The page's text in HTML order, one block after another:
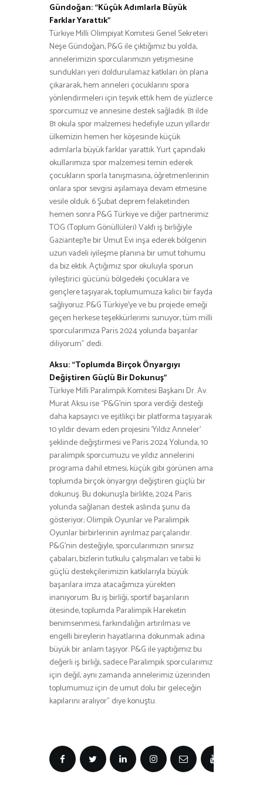
Gündoğan: “Küçük Adımlarla Büyük
Farklar Yarattık”
Türkiye Milli Olimpiyat Komitesi Genel Sekreteri
Neşe Gündoğan, P&G ile çıktığımız bu yolda,
annelerimizin sporcularımızın yetişmesine
sundukları yeri doldurulamaz katkıları ön plana
çıkararak, hem anneleri çocuklarını spora
yönlendirmeleri için teşvik ettik hem de yüzlerce
sporcumuz ve annesine destek sağladık. 81 ilde
81 okula spor malzemesi hedefiyle uzun yıllardır
ülkemizin hemen her köşesinde küçük
adımlarla büyük farklar yarattık. Yurt çapındaki
okullarımıza spor malzemesi temin ederek
çocukların sporla tanışmasına, öğretmenlerinin
onlara spor sevgisi aşılamaya devam etmesine
vesile olduk. 6 Şubat deprem felaketinden
hemen sonra P&G Türkiye ve diğer partnerimiz
TOG (Toplum Gönüllüleri) Vakfı iş birliğiyle
Gaziantep’te bir Umut Evi inşa ederek bölgenin
uzun vadeli iyileşme planına bir umut tohumu
da biz ektik. Açtığımız spor okuluyla sporun
iyileştirici gücünü bölgedeki çocuklara ve
gençlere taşıyarak, toplumumuza kalıcı bir fayda
sağlıyoruz. P&G Türkiye’ye ve bu projede emeği
geçen herkese teşekkürlerimi sunuyor, tüm milli
sporcularımıza Paris 2024 yolunda başarılar
diliyorum” dedi.
Aksu: “Toplumda Birçok Önyargıyı
Değiştiren Güçlü Bir Dokunuş”
Türkiye Milli Paralimpik Komitesi Başkanı Dr. Av.
Murat Aksu ise “P&G’nin spora verdiği desteği
daha kapsayıcı ve eşitlikçi bir platforma taşıyarak
10 yıldır devam eden projesini ‘Yıldız Anneler’
şeklinde değiştirmesi ve Paris 2024 Yolunda, 10
paralimpik sporcumuzu ve yıldız annelerini
programa dahil etmesi, küçük gibi görünen ama
toplumda birçok önyargıyı değiştiren güçlü bir
dokunuş. Bu dokunuşla birlikte, 2024 Paris
yolunda sağlanan destek aslında şunu da
gösteriyor; Olimpik Oyunlar ve Paralimpik
Oyunlar birbirlerinin ayrılmaz parçalarıdır.
P&G’nin desteğiyle, sporcularımızın sınırsız
çabaları, bizlerin tutkulu çalışmaları ve tabii ki
güçlü destekçilerimizin katkılarıyla büyük
başarılara imza atacağımıza yürekten
inanıyorum. Bu iş birliği, sportif başarıların
ötesinde, toplumda Paralimpik Hareketin
benimsenmesi, farkındalığın artırılması ve
engelli bireylerin hayatlarına dokunmak adına
büyük bir anlam taşıyor. P&G ile yaptığımız bu
değerli iş birliği, sadece Paralimpik sporcularımız
için değil, aynı zamanda annelerimiz üzerinden
toplumumuz için de umut dolu bir geleceğin
kapılarını aralıyor” diye konuştu.